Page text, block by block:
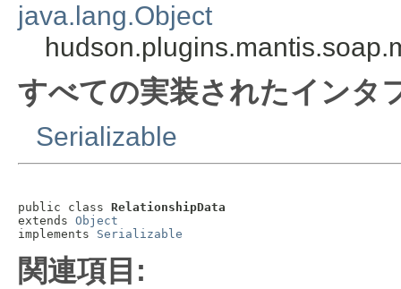
java.lang.Object
すべての実装されたインタ
Serializable
public class RelationshipData
extends Object
implements Serializable
関連項目: